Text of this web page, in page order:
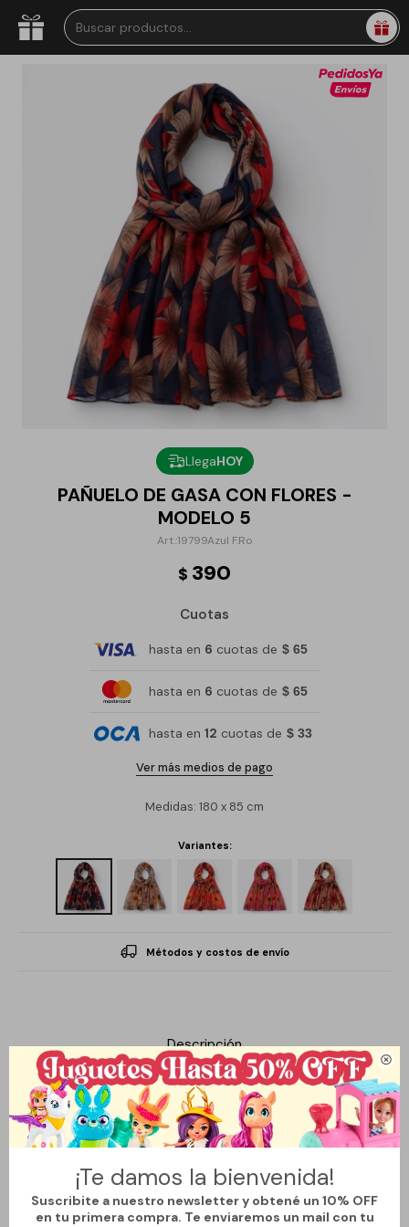

¡Te damos la bienvenida!
Suscribite a nuestro newsletter y obtené un 10% OFF
en tu primera compra. Te enviaremos un mail con tu
LlegaHOY
PAÑUELO DE GASA CON FLORES -
MODELO 5
19799Azul F.Ro
$ 390
Cuotas
hasta en 6 cuotas de $ 65
hasta en 6 cuotas de $ 65
hasta en 12 cuotas de $ 33
Ver más medios de pago
Medidas: 180 x 85 cm
Variantes:
Métodos y costos de envío
Descripción
Este accesorio es ideal para la mujer moderna que busca añadir
un toque de frescura y estilo a su atuendo diario. Su diseño
cualquier ocasión, desde un día casual hasta una salida especial.
Fabricado en gasa, este pañuelo es ligero y suave al tacto, lo que